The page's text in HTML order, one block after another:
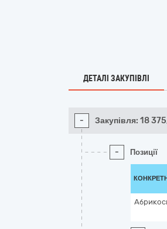
ДЕТАЛІ ЗАКУПІВЛІ
- Закупівля: 18
- Позиції